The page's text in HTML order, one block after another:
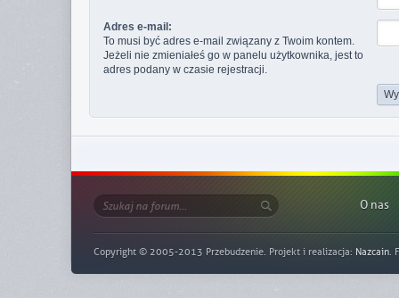
Adres e-mail:
To musi być adres e-mail związany z Twoim kontem.
Jeżeli nie zmieniałeś go w panelu użytkownika, jest to
adres podany w czasie rejestracji.
O nas
Copyright © 2005-2013 Przebudzenie. Projekt i realizacja: Nazcain.